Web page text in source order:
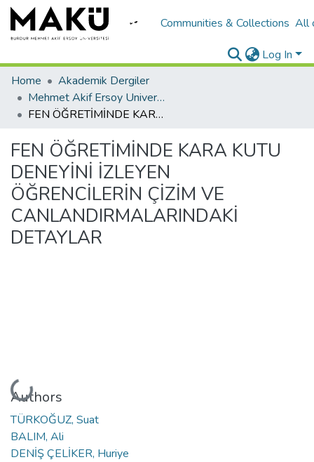
Communities & Collections All
Log In
Home
Akademik Dergiler
Mehmet Akif Ersoy University Journal of Education Faculty
FEN ÖĞRETİMİNDE KARA KUTU DENEYİNİ İZLEYEN ÖĞRENCİLERİN ÇİZİM VE CANLANDIRMALARINDAKİ DETAYLAR
FEN ÖĞRETİMİNDE KARA KUTU
DENEYİNİ İZLEYEN
ÖĞRENCİLERİN ÇİZİM VE
CANLANDIRMALARINDAKİ
DETAYLAR
Loading...
Authors
TÜRKOĞUZ, Suat
BALIM, Ali
DENİŞ ÇELİKER, Huriye